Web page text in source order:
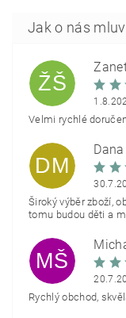
ŽŠ
Velmi rychlé
DM
Široký výběr zboží,
tomu budou děti a
MŠ
Rychlý obchod,